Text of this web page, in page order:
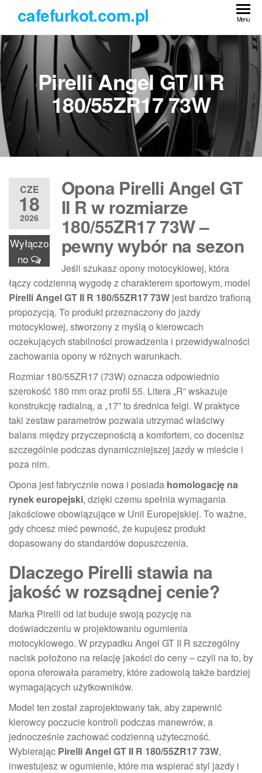
treści
cafefurkot.com.pl Menu
Pirelli Angel GT II R
180/55ZR17 73W
CZE
18
2026
Wyłączo
no
Opona Pirelli Angel GT
II R w rozmiarze
180/55ZR17 73W –
pewny wybór na sezon
Jeśli szukasz opony motocyklowej, która
łączy codzienną wygodę z charakterem sportowym, model
Pirelli Angel GT II R 180/55ZR17 73W jest bardzo trafioną
propozycją. To produkt przeznaczony do jazdy
motocyklowej, stworzony z myślą o kierowcach
oczekujących stabilności prowadzenia i przewidywalności
zachowania opony w różnych warunkach.
Rozmiar 180/55ZR17 (73W) oznacza odpowiednio
szerokość 180 mm oraz profil 55. Litera „R” wskazuje
konstrukcję radialną, a „17” to średnica felgi. W praktyce
taki zestaw parametrów pozwala utrzymać właściwy
balans między przyczepnością a komfortem, co docenisz
szczególnie podczas dynamiczniejszej jazdy w mieście i
poza nim.
Opona jest fabrycznie nowa i posiada homologację na
rynek europejski, dzięki czemu spełnia wymagania
jakościowe obowiązujące w Unii Europejskiej. To ważne,
gdy chcesz mieć pewność, że kupujesz produkt
dopasowany do standardów dopuszczenia.
Dlaczego Pirelli stawia na
jakość w rozsądnej cenie?
Marka Pirelli od lat buduje swoją pozycję na
doświadczeniu w projektowaniu ogumienia
motocyklowego. W przypadku Angel GT II R szczególny
nacisk położono na relację jakości do ceny – czyli na to, by
opona oferowała parametry, które zadowolą także bardziej
wymagających użytkowników.
Model ten został zaprojektowany tak, aby zapewnić
kierowcy poczucie kontroli podczas manewrów, a
jednocześnie zachować codzienną użyteczność.
Wybierając Pirelli Angel GT II R 180/55ZR17 73W,
inwestujesz w ogumienie, które ma wspierać styl jazdy i